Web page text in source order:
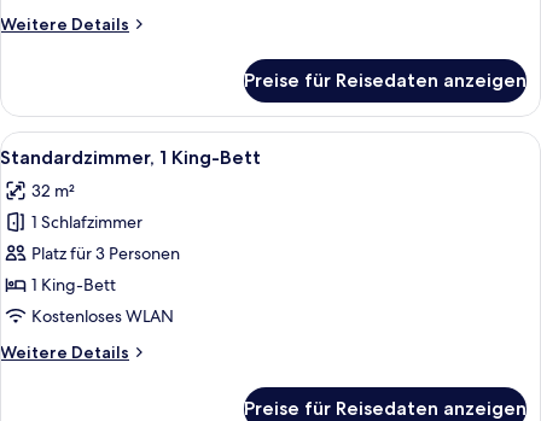
Weitere Details
Weitere
Suite,
1 King-
Bett
Preise für Reisedaten anzeigen
Alle
Fotos
für
Standardzimmer,
1 King-
Bett
anzeigen
Ein Hotelzimmer mit einem großen
10
Standardzimmer, 1 King-Bett
32 m²
1 Schlafzimmer
Platz für 3 Personen
1 King-Bett
Kostenloses WLAN
Weitere Details
Weitere
Preise für Reisedaten anzeigen